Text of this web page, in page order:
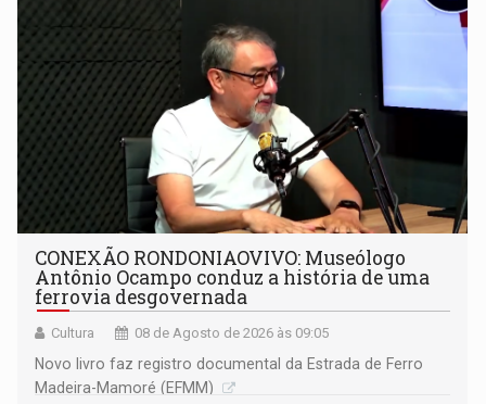
CONEXÃO RONDONIAOVIVO: Museólogo
Antônio Ocampo conduz a história de uma
ferrovia desgovernada
Cultura 08 de Agosto de 2026 às 09:05
Novo livro faz registro documental da Estrada de Ferro
Madeira-Mamoré (EFMM)